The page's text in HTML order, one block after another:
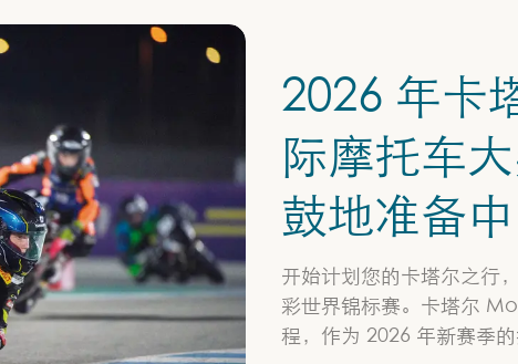
2026 年卡
际摩托车
鼓地准备中
开始计划您的卡塔尔之行
彩世界锦标赛。卡塔尔
程，作为 2026 年新赛季的